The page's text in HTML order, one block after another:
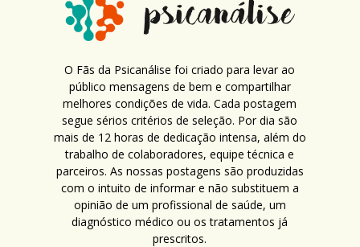
O Fãs da Psicanálise foi criado para levar ao
público mensagens de bem e compartilhar
melhores condições de vida. Cada postagem
segue sérios critérios de seleção. Por dia são
mais de 12 horas de dedicação intensa, além do
trabalho de colaboradores, equipe técnica e
parceiros. As nossas postagens são produzidas
com o intuito de informar e não substituem a
opinião de um profissional de saúde, um
diagnóstico médico ou os tratamentos já
prescritos.